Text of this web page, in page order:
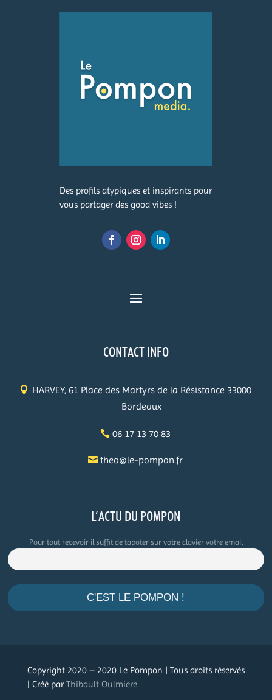
Des profils atypiques et inspirants pour
vous partager des good vibes !
CONTACT INFO
HARVEY, 61 Place des Martyrs de la Résistance 33000
Bordeaux
06 17 13 70 83
theo@le-pompon.fr
L’ACTU DU POMPON
Pour tout recevoir il suffit de tapoter sur votre clavier votre email
Copyright 2020 – 2020 Le Pompon | Tous droits réservés
| Créé par Thibault Oulmiere